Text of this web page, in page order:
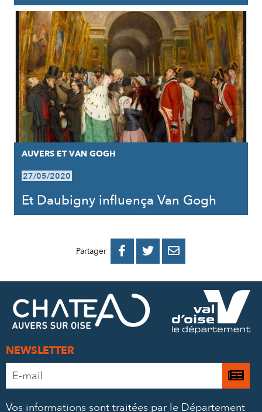
AUVERS ET VAN GOGH
27/05/2020
Et Daubigny influença Van Gogh
Partager 
PARTAGER
FACEBOOK
PARTAGER
PARTAGER
MAIL
NEWSLETTER
Adresse
e-
Je
Vos informations sont traitées par le Département